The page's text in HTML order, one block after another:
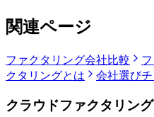
関連ページ
ファクタリング会社比較
クタリングとは
会社選び
クラウドファクタリング